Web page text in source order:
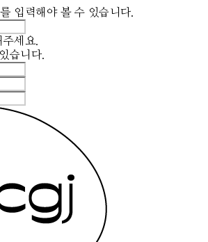
입력해야 볼 수 있습니다.
세요.
습니다.